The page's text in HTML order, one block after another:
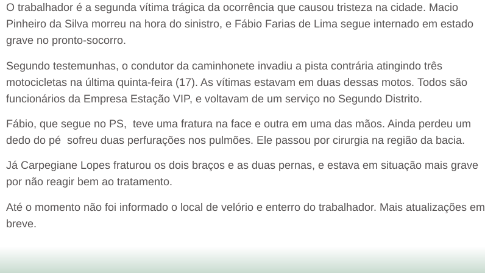
O trabalhador é a segunda vítima trágica da ocorrência que causou tristeza na cidade. Macio
Pinheiro da Silva morreu na hora do sinistro, e Fábio Farias de Lima segue internado em estado
grave no pronto-socorro.
Segundo testemunhas, o condutor da caminhonete invadiu a pista contrária atingindo três
motocicletas na última quinta-feira (17). As vítimas estavam em duas dessas motos. Todos são
funcionários da Empresa Estação VIP, e voltavam de um serviço no Segundo Distrito.
Fábio, que segue no PS, teve uma fratura na face e outra em uma das mãos. Ainda perdeu um
dedo do pé sofreu duas perfurações nos pulmões. Ele passou por cirurgia na região da bacia.
Já Carpegiane Lopes fraturou os dois braços e as duas pernas, e estava em situação mais grave
por não reagir bem ao tratamento.
Até o momento não foi informado o local de velório e enterro do trabalhador. Mais atualizações em
breve.